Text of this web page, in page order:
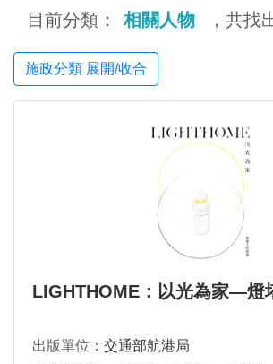
目前分類： 相關人物 ，共找
施政分類 展開/收合
LIGHTHOME：以光為家—燈
出版單位： 交通部航港局